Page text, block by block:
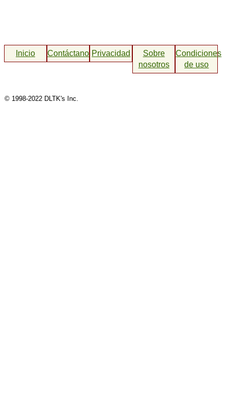
Inicio ContáctanosPrivacidad
Sobre
nosotros
Condiciones
de uso
© 1998-2022 DLTK's Inc.